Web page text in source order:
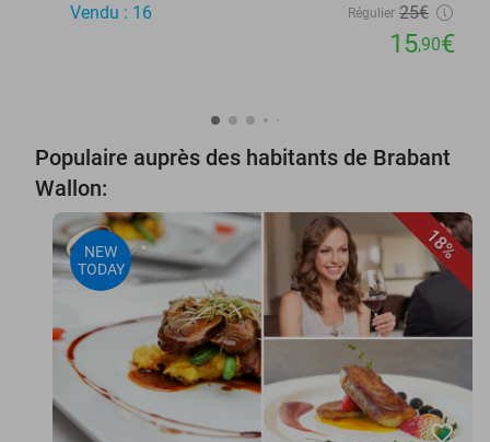
Vendu : 16 Régulier 25€
15,90€
Populaire auprès des habitants de Brabant
Wallon:
18%
NEW
TODAY
favorite_border